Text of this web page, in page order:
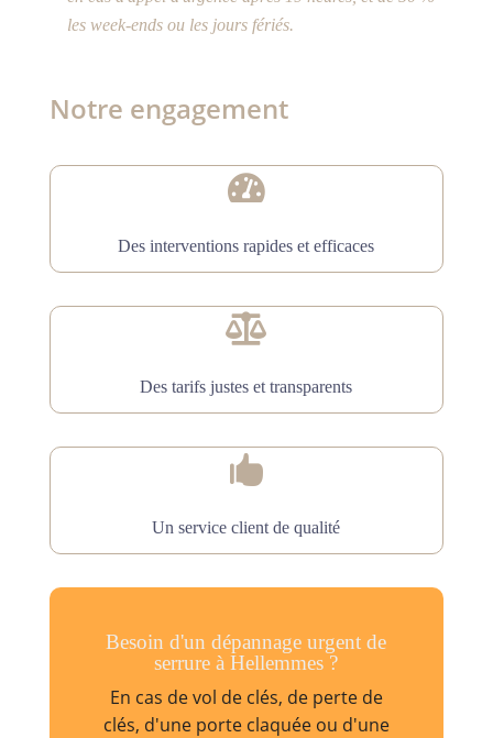
les week-ends ou les jours fériés.
Notre engagement

Des interventions rapides et efficaces

Des tarifs justes et transparents

Un service client de qualité
Besoin d'un dépannage urgent de
serrure à Hellemmes ?
En cas de vol de clés, de perte de
clés, d'une porte claquée ou d'une